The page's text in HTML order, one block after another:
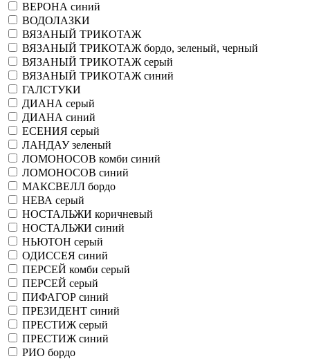
ВЕРОНА синий
ВОДОЛАЗКИ
ВЯЗАНЫЙ ТРИКОТАЖ
ВЯЗАНЫЙ ТРИКОТАЖ бордо, зеленый, черный
ВЯЗАНЫЙ ТРИКОТАЖ серый
ВЯЗАНЫЙ ТРИКОТАЖ синий
ГАЛСТУКИ
ДИАНА серый
ДИАНА синий
ЕСЕНИЯ серый
ЛАНДАУ зеленый
ЛОМОНОСОВ комби синий
ЛОМОНОСОВ синий
МАКСВЕЛЛ бордо
НЕВА серый
НОСТАЛЬЖИ коричневый
НОСТАЛЬЖИ синий
НЬЮТОН серый
ОДИССЕЯ синий
ПЕРСЕЙ комби серый
ПЕРСЕЙ серый
ПИФАГОР синий
ПРЕЗИДЕНТ синий
ПРЕСТИЖ серый
ПРЕСТИЖ синий
РИО бордо